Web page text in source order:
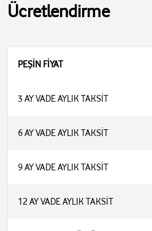
Ücretlendirme
PEŞİN FİYAT
3 AY VADE AYLIK TAKSİT
6 AY VADE AYLIK TAKSİT
9 AY VADE AYLIK TAKSİT
12 AY VADE AYLIK TAKSİT